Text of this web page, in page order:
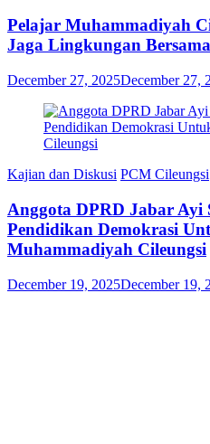
Pelajar Muhammadiyah
Jaga Lingkungan Bersama
December 27, 2025December 27,
Kajian dan Diskusi PCM Cileungsi
Anggota DPRD Jabar
Pendidikan Demokrasi
Muhammadiyah Cileungsi
December 19, 2025December 19,